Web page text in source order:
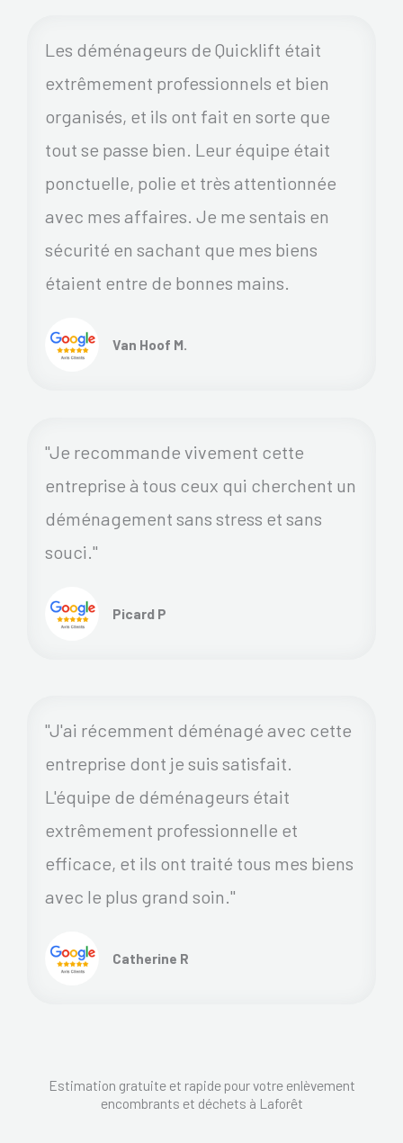
Les déménageurs de Quicklift était
extrêmement professionnels et bien
organisés, et ils ont fait en sorte que
tout se passe bien. Leur équipe était
ponctuelle, polie et très attentionnée
avec mes affaires. Je me sentais en
sécurité en sachant que mes biens
étaient entre de bonnes mains.
Van Hoof M.
"Je recommande vivement cette
entreprise à tous ceux qui cherchent un
déménagement sans stress et sans
souci."
Picard P
"J'ai récemment déménagé avec cette
entreprise dont je suis satisfait.
L'équipe de déménageurs était
extrêmement professionnelle et
efficace, et ils ont traité tous mes biens
avec le plus grand soin."
Catherine R
Estimation gratuite et rapide pour votre enlèvement
encombrants et déchets à Laforêt